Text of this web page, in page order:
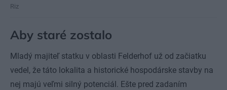
Riz
Aby staré zostalo
Mladý majiteľ statku v oblasti Felderhof už od začiatku
vedel, že táto lokalita a historické hospodárske stavby na
nej majú veľmi silný potenciál. Ešte pred zadaním